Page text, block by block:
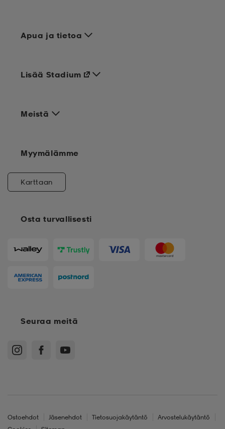
Apua ja tietoa
Meistä
Osta turvallisesti
Lisää Stadium
Myymälämme
Karttaan
Seuraa meitä
Ostoehdot Jäsenehdot Tietosuojakäytäntö
Arvostelukäytäntö